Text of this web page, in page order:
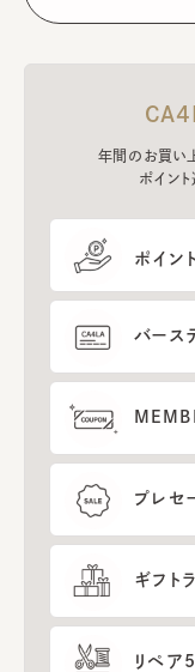
年間のお買い
ポイン
ポイン
バース
プレセ
ギフト
リペア